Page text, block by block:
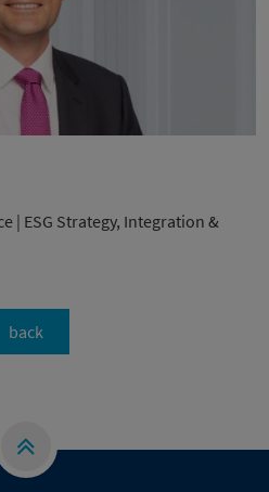
| ESG Strategy, Integration &
back